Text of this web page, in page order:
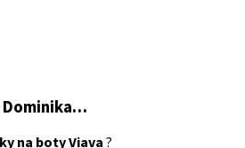
Dominika…
na boty Viava ?